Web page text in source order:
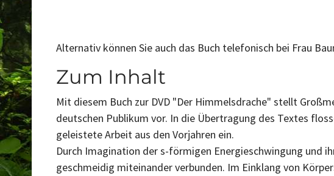
Alternativ können Sie auch das Buch telefonisch bei Frau
Zum Inhalt
Mit diesem Buch zur DVD "Der Himmelsdrache" stellt
deutschen Publikum vor. In die Übertragung des Textes
geleistete Arbeit aus den Vorjahren ein.
Durch Imagination der s-förmigen Energieschwingung und
geschmeidig miteinander verbunden. Im Einklang von